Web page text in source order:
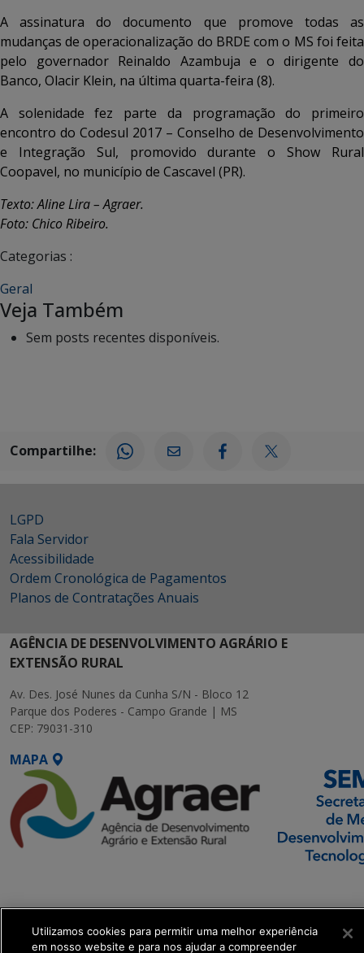
A assinatura do documento que promove todas as
mudanças de operacionalização do BRDE com o MS foi feita
pelo governador Reinaldo Azambuja e o dirigente do
Banco, Olacir Klein, na última quarta-feira (8).
A solenidade fez parte da programação do primeiro
encontro do Codesul 2017 – Conselho de Desenvolvimento
e Integração Sul, promovido durante o Show Rural
Coopavel, no município de Cascavel (PR).
Texto: Aline Lira – Agraer.
Foto: Chico Ribeiro.
Categorias :
Geral
Veja Também
Sem posts recentes disponíveis.
Compartilhe:
LGPD
Fala Servidor
Acessibilidade
Ordem Cronológica de Pagamentos
Planos de Contratações Anuais
AGÊNCIA DE DESENVOLVIMENTO AGRÁRIO E
EXTENSÃO RURAL
Av. Des. José Nunes da Cunha S/N - Bloco 12
Parque dos Poderes - Campo Grande | MS
CEP: 79031-310
MAPA
Executiva de
Transformação Digital
Utilizamos cookies para permitir uma melhor experiência
em nosso website e para nos ajudar a compreender